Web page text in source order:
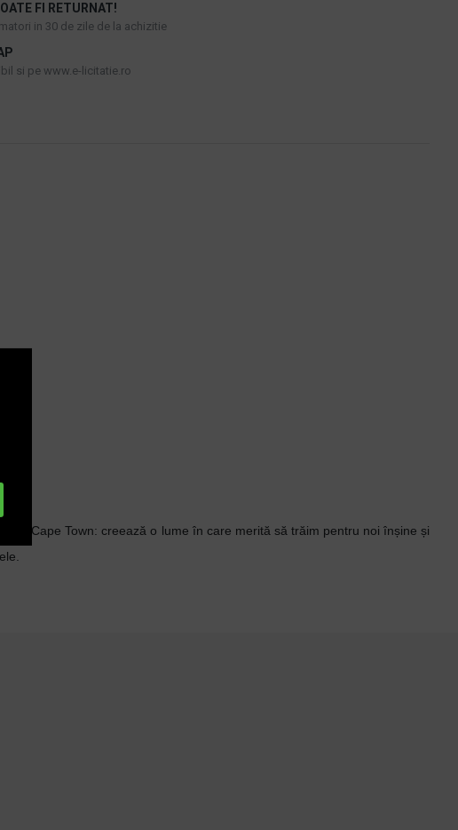
FI RETURNAT!
in 30 de zile de la achizitie
si pe www.e-licitatie.ro
la Cape Town: creează o lume în care merită să trăim pentru noi înșine și